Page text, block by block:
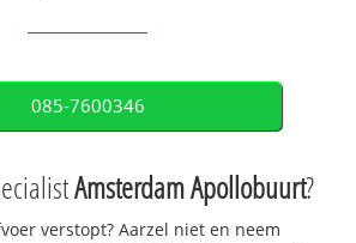
085-7600346
Amsterdam Apollobuurt?
verstopt? Aarzel niet en neem